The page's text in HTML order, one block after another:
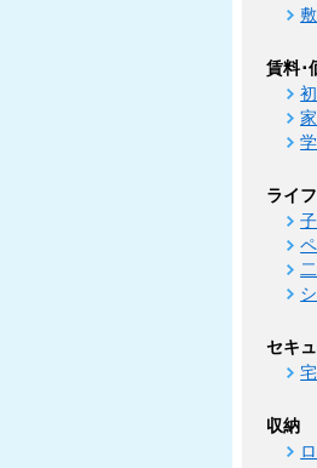
賃料･
ライ
セキ
収納